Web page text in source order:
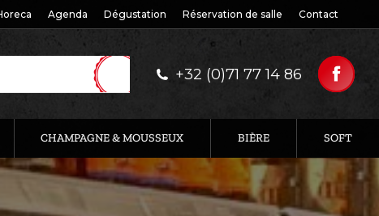
Agenda Dégustation Réservation de salle Contact
+32 (0)71 77 14 86
CHAMPAGNE & MOUSSEUX BIÈRE SOFT